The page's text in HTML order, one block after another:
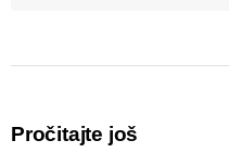
Pročitajte još